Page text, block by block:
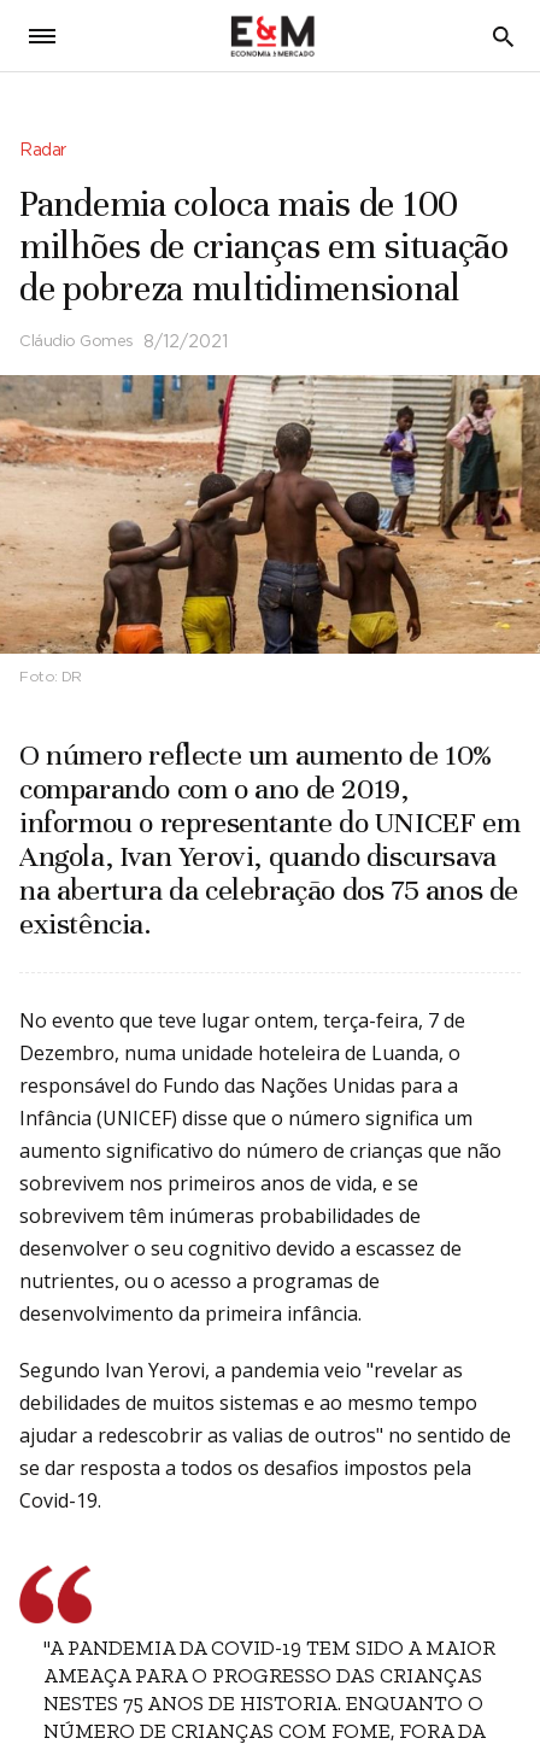
5
Radar
Pandemia coloca mais de 100
milhões de crianças em situação
de pobreza multidimensional
Cláudio Gomes 8/12/2021
Foto: DR
O número reflecte um aumento de 10%
comparando com o ano de 2019,
informou o representante do UNICEF em
Angola, Ivan Yerovi, quando discursava
na abertura da celebração dos 75 anos de
existência.
No evento que teve lugar ontem, terça-feira, 7 de
Dezembro, numa unidade hoteleira de Luanda, o
responsável do Fundo das Nações Unidas para a
Infância (UNICEF) disse que o número significa um
aumento significativo do número de crianças que não
sobrevivem nos primeiros anos de vida, e se
sobrevivem têm inúmeras probabilidades de
desenvolver o seu cognitivo devido a escassez de
nutrientes, ou o acesso a programas de
desenvolvimento da primeira infância.
Segundo Ivan Yerovi, a pandemia veio "revelar as
debilidades de muitos sistemas e ao mesmo tempo
ajudar a redescobrir as valias de outros" no sentido de
se dar resposta a todos os desafios impostos pela
Covid-19.
"A PANDEMIA DA COVID-19 TEM SIDO A MAIOR
AMEAÇA PARA O PROGRESSO DAS CRIANÇAS
NESTES 75 ANOS DE HISTORIA. ENQUANTO O
NÚMERO DE CRIANÇAS COM FOME, FORA DA